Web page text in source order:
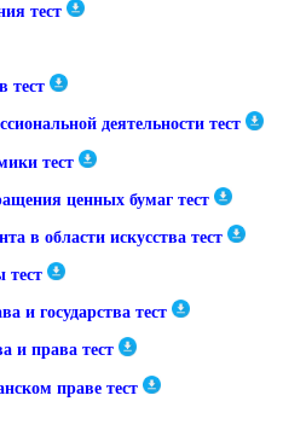
тест
тест
деятельности тест
тест
ценных бумаг тест
в области искусства тест
тест
и государства тест
и права тест
праве тест